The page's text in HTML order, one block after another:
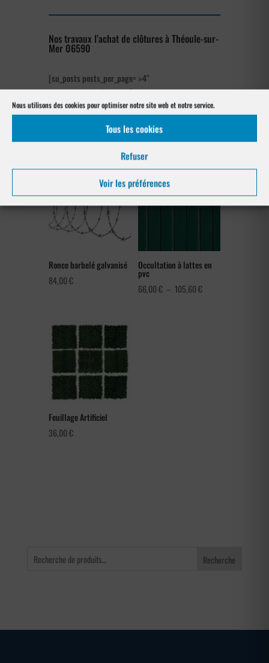
Nous utilisons des cookies pour optimiser notre site web et notre service.
Tous les cookies
Refuser
Voir les préférences
Nos travaux l’achat de clôtures à Théoule-sur-
Mer 06590
[su_posts posts_per_page= »4″
post_type= »project » order= »asc »
orderby= »rand »]
Les produits de clôtures utilisés
à Théoule-sur-Mer 06590
Ronce barbelé galvanisé
84,00€
Occultation à lattes en
pvc
66,00€ – 105,60€Plage
Feuillage Artificiel
36,00€
Recherche